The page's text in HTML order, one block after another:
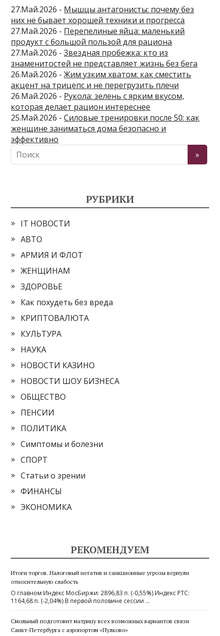
27.Май.2026 - Мышцы антагонисты: почему без
них не бывает хорошей техники и прогресса
27.Май.2026 - Перепелиные яйца: маленький
продукт с большой пользой для рациона
27.Май.2026 -Звездная пробежка: кто из
знаменитостей не представляет жизнь без бега
26.Май.2026 -Жим узким хватом: как сместить
акцент на трицепс и не перегрузить плечи
26.Май.2026 - Рукола: зелень с ярким вкусом,
которая делает рацион интереснее
25.Май.2026 -Силовые тренировки после 50: как
женщине заниматься дома безопасно и
эффективно
РУБРИКИ
IT НОВОСТИ
АВТО
АРМИЯ И ФЛОТ
ЖЕНЩИНАМ
ЗДОРОВЬЕ
Как похудеть без вреда
КРИПТОВАЛЮТА
КУЛЬТУРА
НАУКА
НОВОСТИ КАЗИНО
НОВОСТИ ШОУ БИЗНЕСА
ОБЩЕСТВО
ПЕНСИИ
ПОЛИТИКА
Симптомы и болезни
СПОРТ
Статьи о зрении
ФИНАНСЫ
ЭКОНОМИКА
РЕКОМЕНДУЕМ
Итоги торгов. Налоговый негатив и санкционные угрозы вернули
относительную слабость
О главном Индекс МосБиржи: 2896,83 п. (-0,55%) Индекс РТС:
1164,68 п. (-2,04%) В первой половине сессии …
Смольный подготовит матрицу всех возможных вариантов связи
Санкт-Петербурга с аэропортом «Пулково»